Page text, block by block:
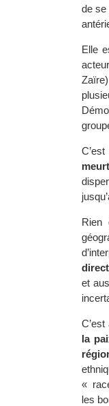
de se
Elle
Rien
et
la
«
les